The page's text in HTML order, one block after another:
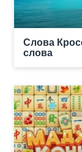
Слова
слова